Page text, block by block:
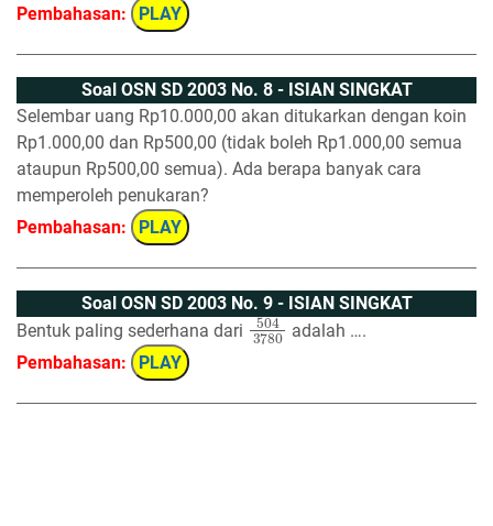
Pembahasan:
PLAY
Soal OSN SD 2003 No. 8 - ISIAN SINGKAT
Selembar uang Rp10.000,00 akan ditukarkan dengan koin
Rp1.000,00 dan Rp500,00 (tidak boleh Rp1.000,00 semua
ataupun Rp500,00 semua). Ada berapa banyak cara
memperoleh penukaran?
Pembahasan:
PLAY
Soal OSN SD 2003 No. 9 - ISIAN SINGKAT
Bentuk paling sederhana dari
5043780
adalah ….
Pembahasan:
PLAY